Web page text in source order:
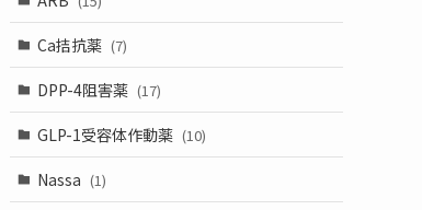
Ca拮抗薬 (7)
DPP-4阻害薬 (17)
GLP-1受容体作動薬 (10)
Nassa (1)